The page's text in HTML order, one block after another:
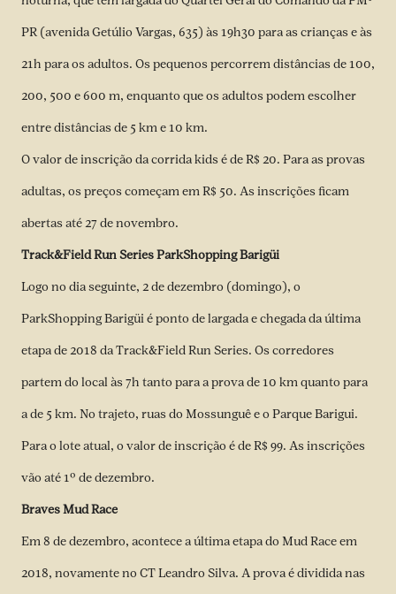
PR (avenida Getúlio Vargas, 635) às 19h30 para as crianças e às
21h para os adultos. Os pequenos percorrem distâncias de 100,
200, 500 e 600 m, enquanto que os adultos podem escolher
entre distâncias de 5 km e 10 km.
O valor de inscrição da corrida kids é de R$ 20. Para as provas
adultas, os preços começam em R$ 50. As inscrições ficam
abertas até 27 de novembro.
Track&Field Run Series ParkShopping Barigüi
Logo no dia seguinte, 2 de dezembro (domingo), o
ParkShopping Barigüi é ponto de largada e chegada da última
etapa de 2018 da Track&Field Run Series. Os corredores
partem do local às 7h tanto para a prova de 10 km quanto para
a de 5 km. No trajeto, ruas do Mossunguê e o Parque Barigui.
Para o lote atual, o valor de inscrição é de R$ 99. As inscrições
vão até 1º de dezembro.
Braves Mud Race
Em 8 de dezembro, acontece a última etapa do Mud Race em
2018, novamente no CT Leandro Silva. A prova é dividida nas